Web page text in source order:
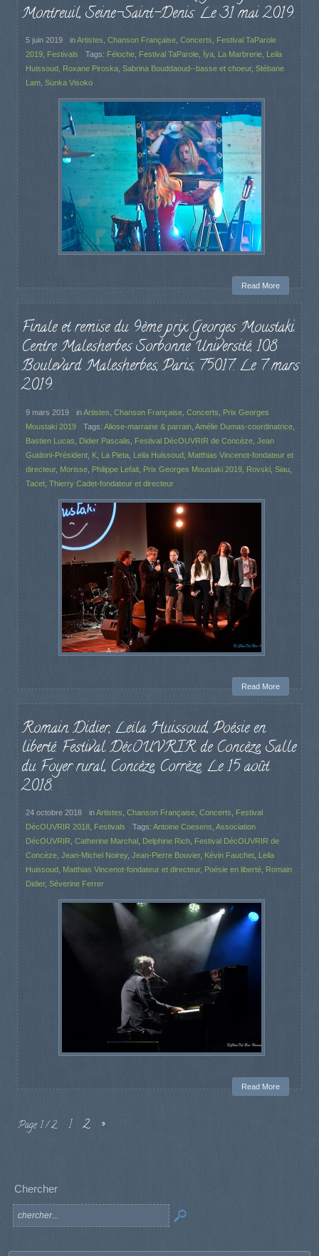
Montreuil, Seine-Saint-Denis. Le 31 mai 2019.
5 juin 2019 inArtistes Chanson Française Concerts
Festival TaParole
2019 Festivals Tags: Féloche Festival TaParole Ïya La Marbrerie Leila
Huissoud Roxane Piroska Sabrina Bouddaoud--basse et choeur, Stébane
Lam Sunka Visoko
Read More
Finale et remise du 9ème prix Georges Moustaki.
Centre Malesherbes Sorbonne Université, 108
Boulevard Malesherbes, Paris, 75017. Le 7 mars
2019.
9 mars 2019 inArtistes Chanson Française Concerts
Prix Georges
Moustaki 2019
Tags: Aliose-marraine & parrain Amélie Dumas-coordinatrice
Bastien Lucas
Didier Pascalis Festival DécOUVRIR de Concèze Jean
Guidoni-Président K La Pieta Leila Huissoud Matthias Vincenot-fondateur et
directeur, Morisse Philippe Lefait Prix Georges Moustaki 2019 Rovski Siau
Tacet Thierry Cadet-fondateur et directeur
Read More
Romain Didier, Leïla Huissoud, Poésie en
liberté. Festival DécOUVRIR de Concèze, Salle
du Foyer rural, Concèze, Corrèze. Le 15 août
2018.
24 octobre 2018 inArtistes Chanson Française Concerts
Festival
DécOUVRIR 2018 Festivals Tags: Antoine Coesens Association
DécOUVRIR Catherine Marchal Delphine Rich Festival DécOUVRIR de
Concèze Jean-Michel Noirey, Jean-Pierre Bouvier, Kévin Fauchet Leila
Huissoud Matthias Vincenot-fondateur et directeur, Poésie en liberté Romain
Didier, Séverine Ferrer
Read More
Page 1 / 2 1 2 »
Chercher